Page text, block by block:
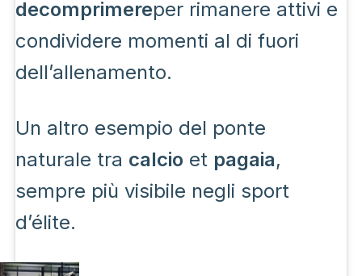
decomprimereper rimanere attivi e
condividere momenti al di fuori
dell’allenamento.
Un altro esempio del ponte
naturale tra calcio et pagaia,
sempre più visibile negli sport
d’élite.